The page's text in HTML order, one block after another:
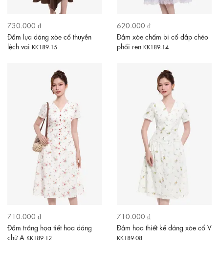
730.000 ₫
Đầm lụa dáng xòe cổ thuyền
lệch vai KK189-15
620.000 ₫
Đầm xòe chấm bi cổ đắp chéo
phối ren KK189-14
710.000 ₫
Đầm trắng họa tiết hoa dáng
chữ A KK189-12
710.000 ₫
Đầm hoa thiết kế dáng xòe cổ V
KK189-08